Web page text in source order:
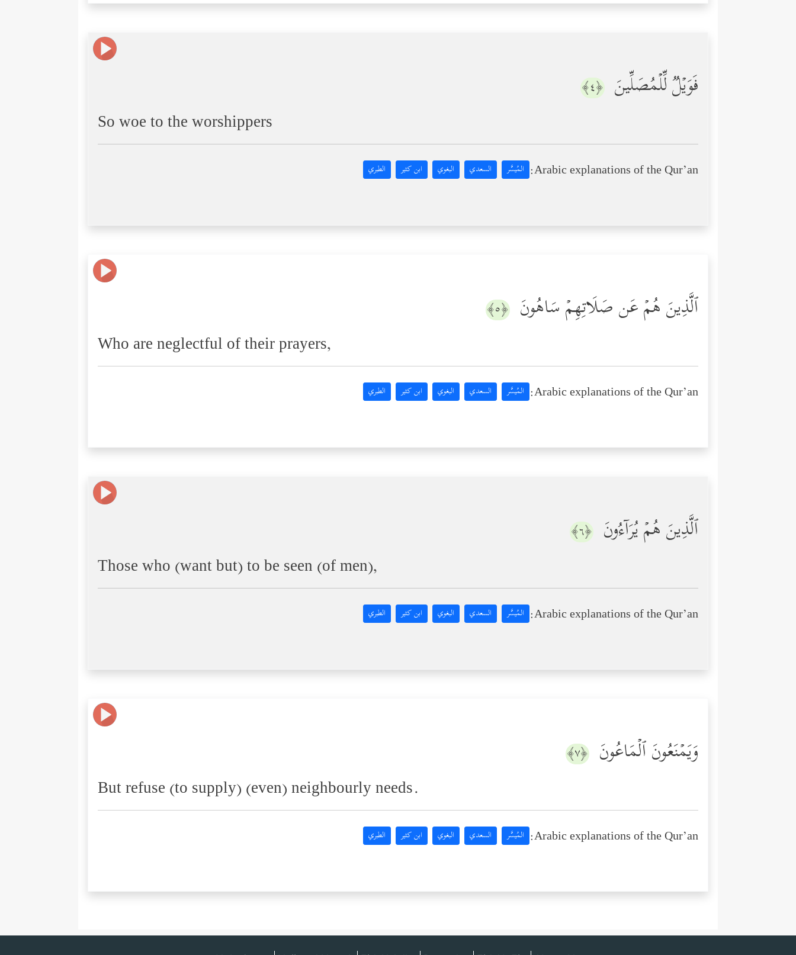
فَوَیۡلࣱ لِّلۡمُصَلِّینَ ﴿٤﴾
So woe to the worshippers
Arabic explanations of the Qur’an: المُيسَّر السعدي البغوي ابن كثير الطبري
ٱلَّذِینَ هُمۡ عَن صَلَاتِهِمۡ سَاهُونَ ﴿٥﴾
Who are neglectful of their prayers,
Arabic explanations of the Qur’an: المُيسَّر السعدي البغوي ابن كثير الطبري
ٱلَّذِینَ هُمۡ یُرَاۤءُونَ ﴿٦﴾
Those who (want but) to be seen (of men),
Arabic explanations of the Qur’an: المُيسَّر السعدي البغوي ابن كثير الطبري
وَیَمۡنَعُونَ ٱلۡمَاعُونَ ﴿٧﴾
But refuse (to supply) (even) neighbourly needs.
Arabic explanations of the Qur’an: المُيسَّر السعدي البغوي ابن كثير الطبري